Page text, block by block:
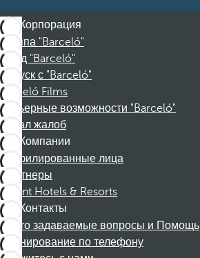
Корпорация
Группа "Barceló"
Фонд "Barceló"
Отпуск с "Barceló"
Barceló Films
Карьерные возможности "Barceló"
Канал жалоб
Компании
Аффилированные лица
Партнеры
Dorint Hotels & Resorts
Контакты
Часто задаваемые вопросы и Помощь
Бронирование по телефону